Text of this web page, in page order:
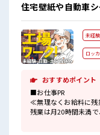
住宅壁紙や自動車
未経
ロッ
おすすめポイント
■お仕事PR
≪無理なくお給料に
残業は月20時間未満で